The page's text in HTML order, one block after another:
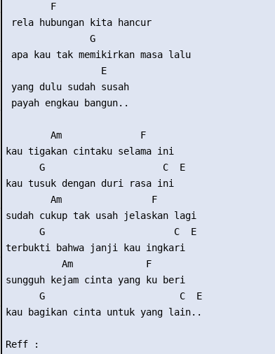
        F
rela hubungan kita hancur
               G
apa kau tak memikirkan masa lalu
                 E
yang dulu sudah susah
payah engkau bangun..
        Am              F
kau tigakan cintaku selama ini
      G                     C  E
kau tusuk dengan duri rasa ini
        Am                F
sudah cukup tak usah jelaskan lagi
      G                       C  E
terbukti bahwa janji kau ingkari
          Am             F
sungguh kejam cinta yang ku beri
      G                        C  E
kau bagikan cinta untuk yang lain..
Reff :